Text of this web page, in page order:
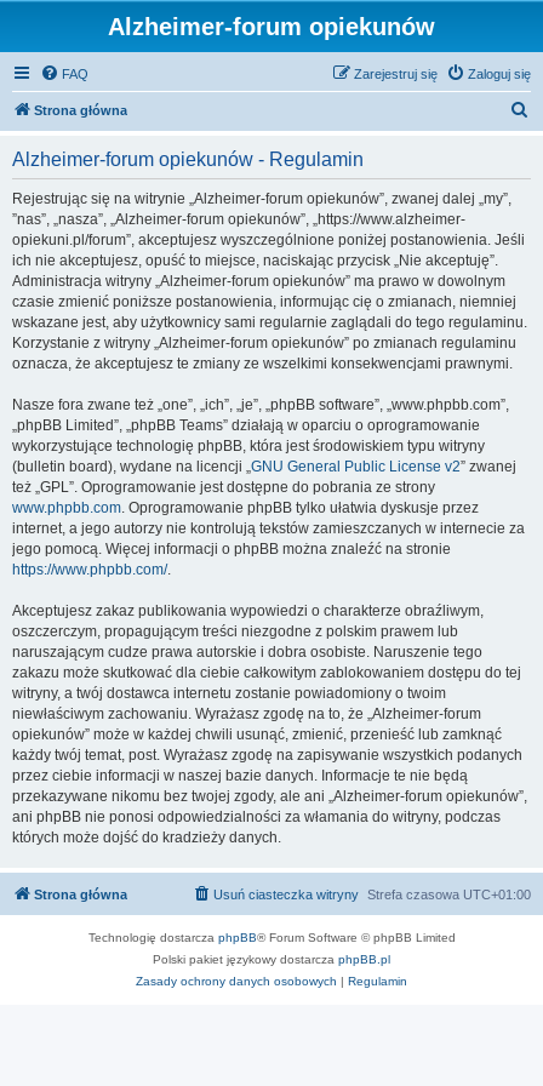
Alzheimer-forum opiekunów
FAQ Zaloguj się
Zarejestruj się
Strona główna
Alzheimer-forum opiekunów - Regulamin
Rejestrując się na witrynie „Alzheimer-forum opiekunów”, zwanej dalej „my”,
”nas”, „nasza”, „Alzheimer-forum opiekunów”, „https://www.alzheimer-
opiekuni.pl/forum”, akceptujesz wyszczególnione poniżej postanowienia. Jeśli
ich nie akceptujesz, opuść to miejsce, naciskając przycisk „Nie akceptuję”.
Administracja witryny „Alzheimer-forum opiekunów” ma prawo w dowolnym
czasie zmienić poniższe postanowienia, informując cię o zmianach, niemniej
wskazane jest, aby użytkownicy sami regularnie zaglądali do tego regulaminu.
Korzystanie z witryny „Alzheimer-forum opiekunów” po zmianach regulaminu
oznacza, że akceptujesz te zmiany ze wszelkimi konsekwencjami prawnymi.
Nasze fora zwane też „one”, „ich”, „je”, „phpBB software”, „www.phpbb.com”,
„phpBB Limited”, „phpBB Teams” działają w oparciu o oprogramowanie
wykorzystujące technologię phpBB, która jest środowiskiem typu witryny
(bulletin board), wydane na licencji „GNU General Public License v2” zwanej
też „GPL”. Oprogramowanie jest dostępne do pobrania ze strony
www.phpbb.com. Oprogramowanie phpBB tylko ułatwia dyskusje przez
internet, a jego autorzy nie kontrolują tekstów zamieszczanych w internecie za
jego pomocą. Więcej informacji o phpBB można znaleźć na stronie
https://www.phpbb.com/.
Akceptujesz zakaz publikowania wypowiedzi o charakterze obraźliwym,
oszczerczym, propagującym treści niezgodne z polskim prawem lub
naruszającym cudze prawa autorskie i dobra osobiste. Naruszenie tego
zakazu może skutkować dla ciebie całkowitym zablokowaniem dostępu do tej
witryny, a twój dostawca internetu zostanie powiadomiony o twoim
niewłaściwym zachowaniu. Wyrażasz zgodę na to, że „Alzheimer-forum
opiekunów” może w każdej chwili usunąć, zmienić, przenieść lub zamknąć
każdy twój temat, post. Wyrażasz zgodę na zapisywanie wszystkich podanych
przez ciebie informacji w naszej bazie danych. Informacje te nie będą
przekazywane nikomu bez twojej zgody, ale ani „Alzheimer-forum opiekunów”,
ani phpBB nie ponosi odpowiedzialności za włamania do witryny, podczas
których może dojść do kradzieży danych.
Strona główna Strefa czasowa UTC+01:00
Usuń ciasteczka witryny
Technologię dostarcza phpBB® Forum Software © phpBB Limited
Polski pakiet językowy dostarcza phpBB.pl
Zasady ochrony danych osobowych | Regulamin